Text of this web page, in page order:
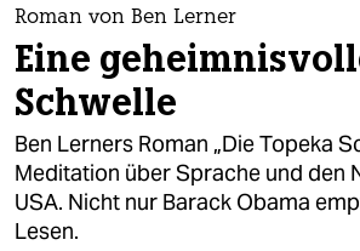
themen
politik
öko
gesellschaft
kultur
Roman von Ben Lerner
Eine
Schwelle
Ben Lerners Roman „Die Topeka
Meditation über Sprache und den
USA. Nicht nur Barack Obama
Lesen.